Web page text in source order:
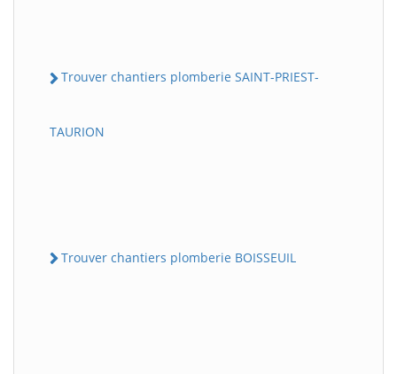
Trouver chantiers plomberie SAINT-PRIEST-
TAURION
Trouver chantiers plomberie BOISSEUIL